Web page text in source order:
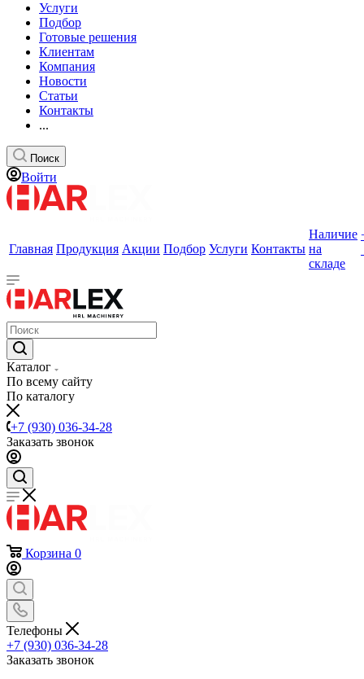
Услуги
Подбор
Готовые решения
Клиентам
Компания
Новости
Статьи
Контакты
...
Поиск
Войти
Главная Продукция Акции Подбор Услуги Контакты
Наличие
на
складе
Каталог
По всему сайту
По каталогу
+7 (930) 036-34-28
Заказать звонок
Корзина 0
Телефоны
+7 (930) 036-34-28
Заказать звонок